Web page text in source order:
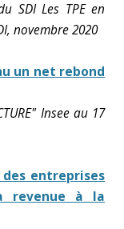
SDI Les TPE en
novembre 2020
un net rebond
Insee au 17
entreprises
revenue à la